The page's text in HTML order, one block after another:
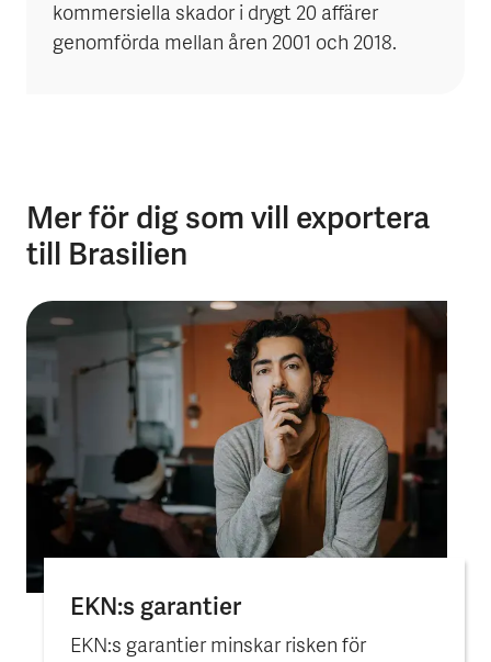
kommersiella skador i drygt 20 affärer
genomförda mellan åren 2001 och 2018.
Mer för dig som vill exportera
till Brasilien
EKN:s garantier
EKN:s garantier minskar risken för